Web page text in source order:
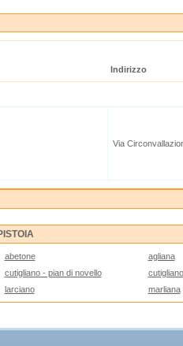
Indirizzo
Via
abetone
agliana
cutigliano - pian di novello
larciano marliana